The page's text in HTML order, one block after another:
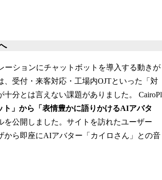
ションにチャットボットを導入する動きが
受付・来客対応・工場内OJTといった「対
分とは言えない課題がありました。 CairoPl
ト」から「表情豊かに語りかけるAIアバタ
公開しました。サイトを訪れたユーザー
から即座にAIアバター「カイロさん」との音